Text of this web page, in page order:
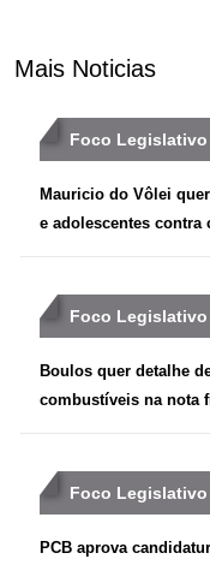
Mais Noticias
Foco Legislativo
Mauricio do Vôlei
e adolescentes contra
Foco Legislativo
Boulos quer detalhe
combustíveis na nota
Foco Legislativo
PCB aprova